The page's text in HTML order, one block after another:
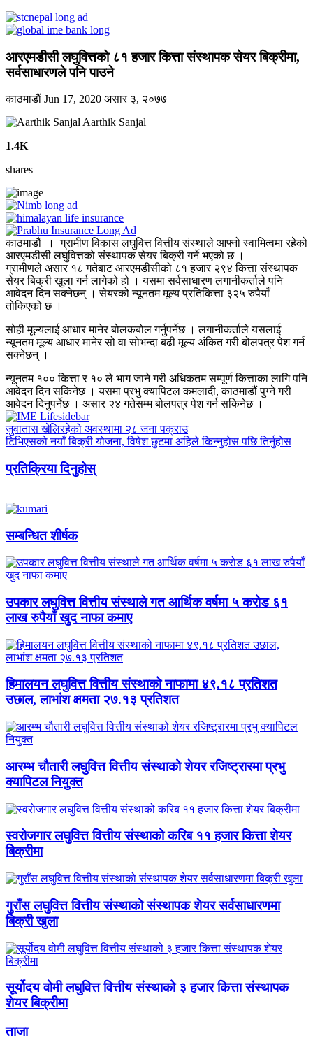
आरएमडीसी लघुवित्तको ८१ हजार कित्ता संस्थापक सेयर बिक्रीमा,
सर्वसाधारणले पनि पाउने
काठमाडाैं Jun 17, 2020 असार ३, २०७७
Aarthik Sanjal
1.4K
shares
काठमाडौं । ग्रामीण विकास लघुवित्त वित्तीय संस्थाले आफ्नो स्वामित्वमा रहेको
आरएमडीसी लघुवित्तको संस्थापक सेयर बिक्री गर्ने भएको छ ।
ग्रामीणले असार १८ गतेबाट आरएमडीसीको ८१ हजार २९४ कित्ता संस्थापक
सेयर बिक्री खुला गर्न लागेको हो । यसमा सर्वसाधारण लगानीकर्ताले पनि
आवेदन दिन सक्नेछन् । सेयरको न्यूनतम मूल्य प्रतिकित्ता ३२५ रुपैयाँ
तोकिएको छ ।
सोही मूल्यलाई आधार मानेर बोलकबोल गर्नुपर्नेछ । लगानीकर्ताले यसलाई
न्यूनतम मूल्य आधार मानेर सो वा सोभन्दा बढी मूल्य अंकित गरी बोलपत्र पेश गर्न
सक्नेछन् ।
न्यूनतम १०० कित्ता र १० ले भाग जाने गरी अधिकतम सम्पूर्ण कित्ताका लागि पनि
आवेदन दिन सकिनेछ । यसमा प्रभु क्यापिटल कमलादी, काठमाडौं पुग्ने गरी
आवेदन दिनुपर्नेछ । असार २४ गतेसम्म बोलपत्र पेश गर्न सकिनेछ ।
जुवातास खेलिरहेको अवस्थामा २८ जना पक्राउ
टिभिएसको नयाँ बिक्री योजना, विषेश छुटमा अहिले किन्नुहोस पछि तिर्नुहोस
प्रतिक्रिया दिनुहोस्
सम्बन्धित शीर्षक
उपकार लघुवित्त वित्तीय संस्थाले गत आर्थिक वर्षमा ५ करोड ६१
लाख रुपैयाँ खुद नाफा कमाए
हिमालयन लघुवित्त वित्तीय संस्थाको नाफामा ४९.१८ प्रतिशत
उछाल, लाभांश क्षमता २७.१३ प्रतिशत
आरम्भ चौतारी लघुवित्त वित्तीय संस्थाको शेयर रजिष्ट्रारमा प्रभु
क्यापिटल नियुक्त
स्वरोजगार लघुवित्त वित्तीय संस्थाको करिब ११ हजार कित्ता शेयर
बिक्रीमा
गुराँस लघुवित्त वित्तीय संस्थाको संस्थापक शेयर सर्वसाधारणमा
बिक्री खुला
सूर्योदय वोमी लघुवित्त वित्तीय संस्थाको ३ हजार कित्ता संस्थापक
शेयर बिक्रीमा
ताजा